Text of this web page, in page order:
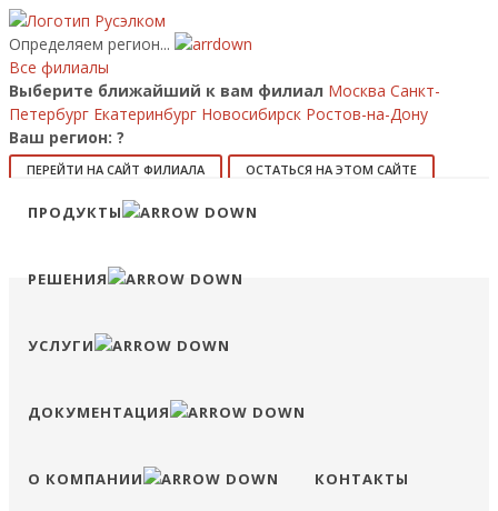
Определяем регион...
Все филиалы
Выберите ближайший к вам филиал Москва Санкт-
Петербург Екатеринбург Новосибирск Ростов-на-Дону
Ваш регион: ?
ПЕРЕЙТИ НА САЙТ ФИЛИАЛА ОСТАТЬСЯ НА ЭТОМ САЙТЕ
Позвонить
Сравнение
ПРОДУКТЫ
РЕШЕНИЯ
УСЛУГИ
ДОКУМЕНТАЦИЯ
О КОМПАНИИ КОНТАКТЫ